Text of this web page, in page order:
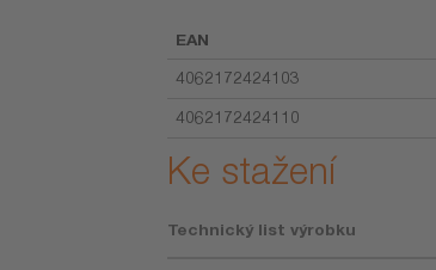
EAN
4062172424103
4062172424110
Ke stažení
Technický list výrobku